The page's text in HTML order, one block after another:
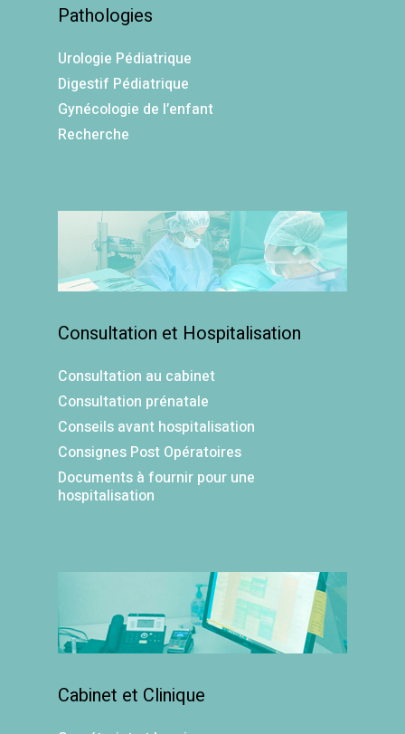
Pathologies
Urologie Pédiatrique
Digestif Pédiatrique
Gynécologie de l’enfant
Recherche
Consultation et Hospitalisation
Consultation au cabinet
Consultation prénatale
Conseils avant hospitalisation
Consignes Post Opératoires
Documents à fournir pour une
hospitalisation
Cabinet et Clinique